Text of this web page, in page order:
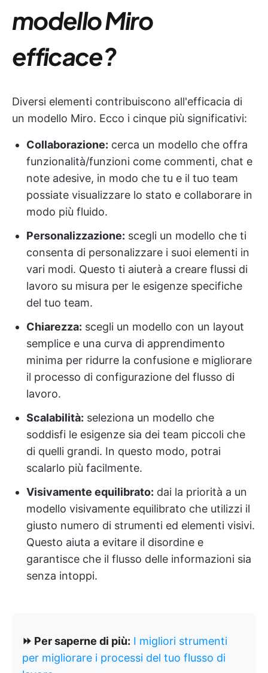
modello Miro
efficace?
Diversi elementi contribuiscono all'efficacia di
un modello Miro. Ecco i cinque più significativi:
Collaborazione: cerca un modello che offra
funzionalità/funzioni come commenti, chat e
note adesive, in modo che tu e il tuo team
possiate visualizzare lo stato e collaborare in
modo più fluido.
Personalizzazione: scegli un modello che ti
consenta di personalizzare i suoi elementi in
vari modi. Questo ti aiuterà a creare flussi di
lavoro su misura per le esigenze specifiche
del tuo team.
Chiarezza: scegli un modello con un layout
semplice e una curva di apprendimento
minima per ridurre la confusione e migliorare
il processo di configurazione del flusso di
lavoro.
Scalabilità: seleziona un modello che
soddisfi le esigenze sia dei team piccoli che
di quelli grandi. In questo modo, potrai
scalarlo più facilmente.
Visivamente equilibrato: dai la priorità a un
modello visivamente equilibrato che utilizzi il
giusto numero di strumenti ed elementi visivi.
Questo aiuta a evitare il disordine e
garantisce che il flusso delle informazioni sia
senza intoppi.
⏩ Per saperne di più: I migliori strumenti
per migliorare i processi del tuo flusso di